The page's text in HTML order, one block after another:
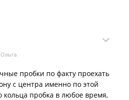
Рабочей разбежались из-
Ольга
пробки по факту проехать
с центра именно по этой
кольца пробка в любое время,